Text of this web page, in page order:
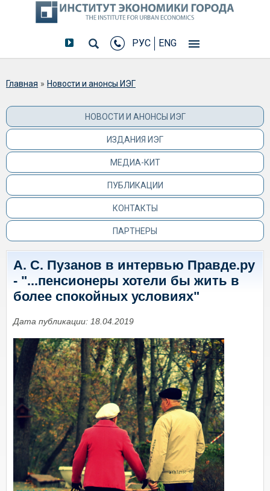
РУС ENG
Вы здесь
Главная » Новости и анонсы ИЭГ
НОВОСТИ И АНОНСЫ ИЭГ
ИЗДАНИЯ ИЭГ
МЕДИА-КИТ
ПУБЛИКАЦИИ
КОНТАКТЫ
ПАРТНЕРЫ
А. С. Пузанов в интервью Правде.ру
- "...пенсионеры хотели бы жить в
более спокойных условиях"
Дата публикации: 18.04.2019